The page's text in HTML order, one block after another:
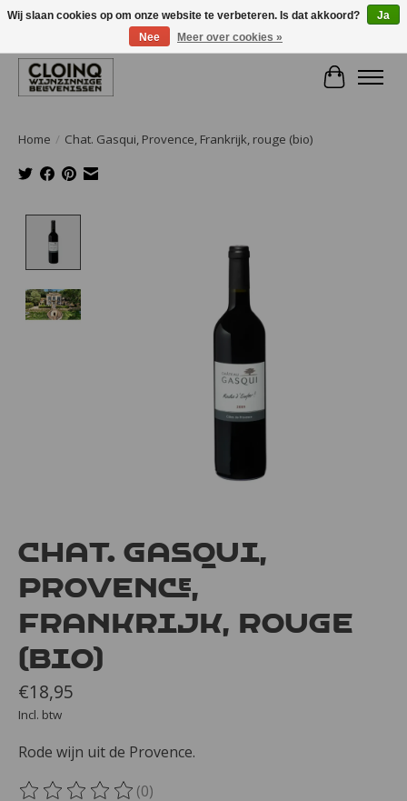
Large selection of products and fast shipping!
Home / Chat. Gasqui, Provence, Frankrijk, rouge (bio)
Chat. Gasqui,
Provence,
Frankrijk, rouge
(bio)
€18,95
Incl. btw
Rode wijn uit de Provence.
(0)
Wij slaan cookies op om onze website te verbeteren. Is dat akkoord?
Ja
Nee
Meer over cookies »